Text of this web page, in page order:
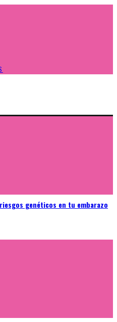
genéticos en tu embarazo